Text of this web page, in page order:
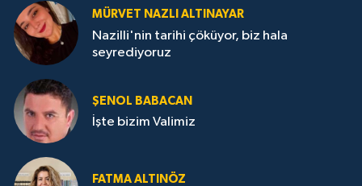
MÜRVET NAZLI ALTINAYAR
Nazilli'nin tarihi çöküyor, biz hala
seyrediyoruz
ŞENOL BABACAN
İşte bizim Valimiz
FATMA ALTINÖZ